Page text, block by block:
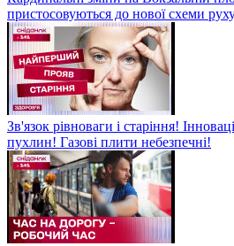
Валер'ян Підмогильний: великий
втратила занадто рано — Постаті
Хто продовжить боротьбу за Кубок
фіналу! Цікаво про спорт